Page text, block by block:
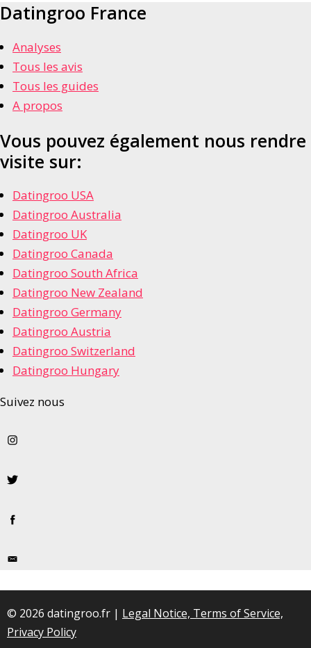
Datingroo France
Analyses
Tous les avis
Tous les guides
A propos
Vous pouvez également nous rendre
visite sur:
Datingroo USA
Datingroo Australia
Datingroo UK
Datingroo Canada
Datingroo South Africa
Datingroo New Zealand
Datingroo Germany
Datingroo Austria
Datingroo Switzerland
Datingroo Hungary
Suivez nous
© 2026 datingroo.fr | Legal Notice, Terms of Service,
Privacy Policy